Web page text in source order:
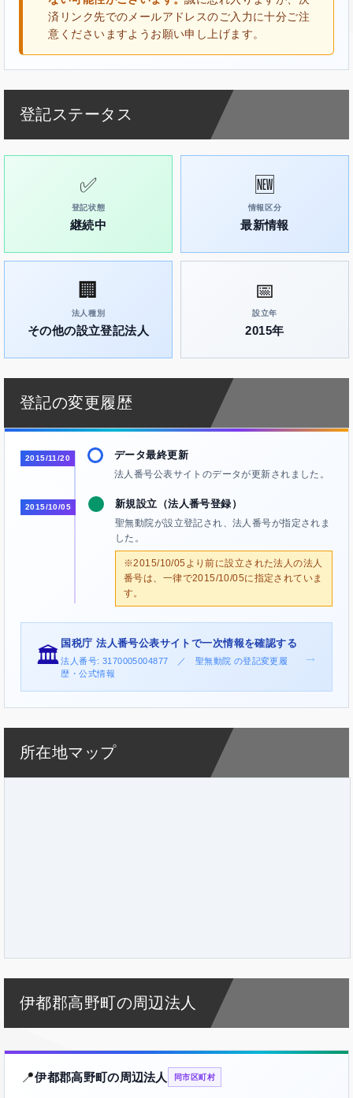
済リンク先でのメールアドレスのご入力に十分ご注
意くださいますようお願い申し上げます。
登記ステータス
✅
登記状態
継続中
🆕
情報区分
最新情報
🏢
法人種別
その他の設立登記法人
📅
設立年
2015年
登記の変更履歴
2015/11/20 データ最終更新
法人番号公表サイトのデータが更新されました。
2015/10/05 新規設立（法人番号登録）
聖無動院が設立登記され、法人番号が指定されま
した。
※2015/10/05より前に設立された法人の法人
番号は、一律で2015/10/05に指定されていま
す。
🏛️
国税庁 法人番号公表サイトで一次情報を確認する
法人番号: 3170005004877 ／ 聖無動院 の登記変更履
歴・公式情報
→
所在地マップ
伊都郡高野町の周辺法人
📍伊都郡高野町の周辺法人 同市区町村